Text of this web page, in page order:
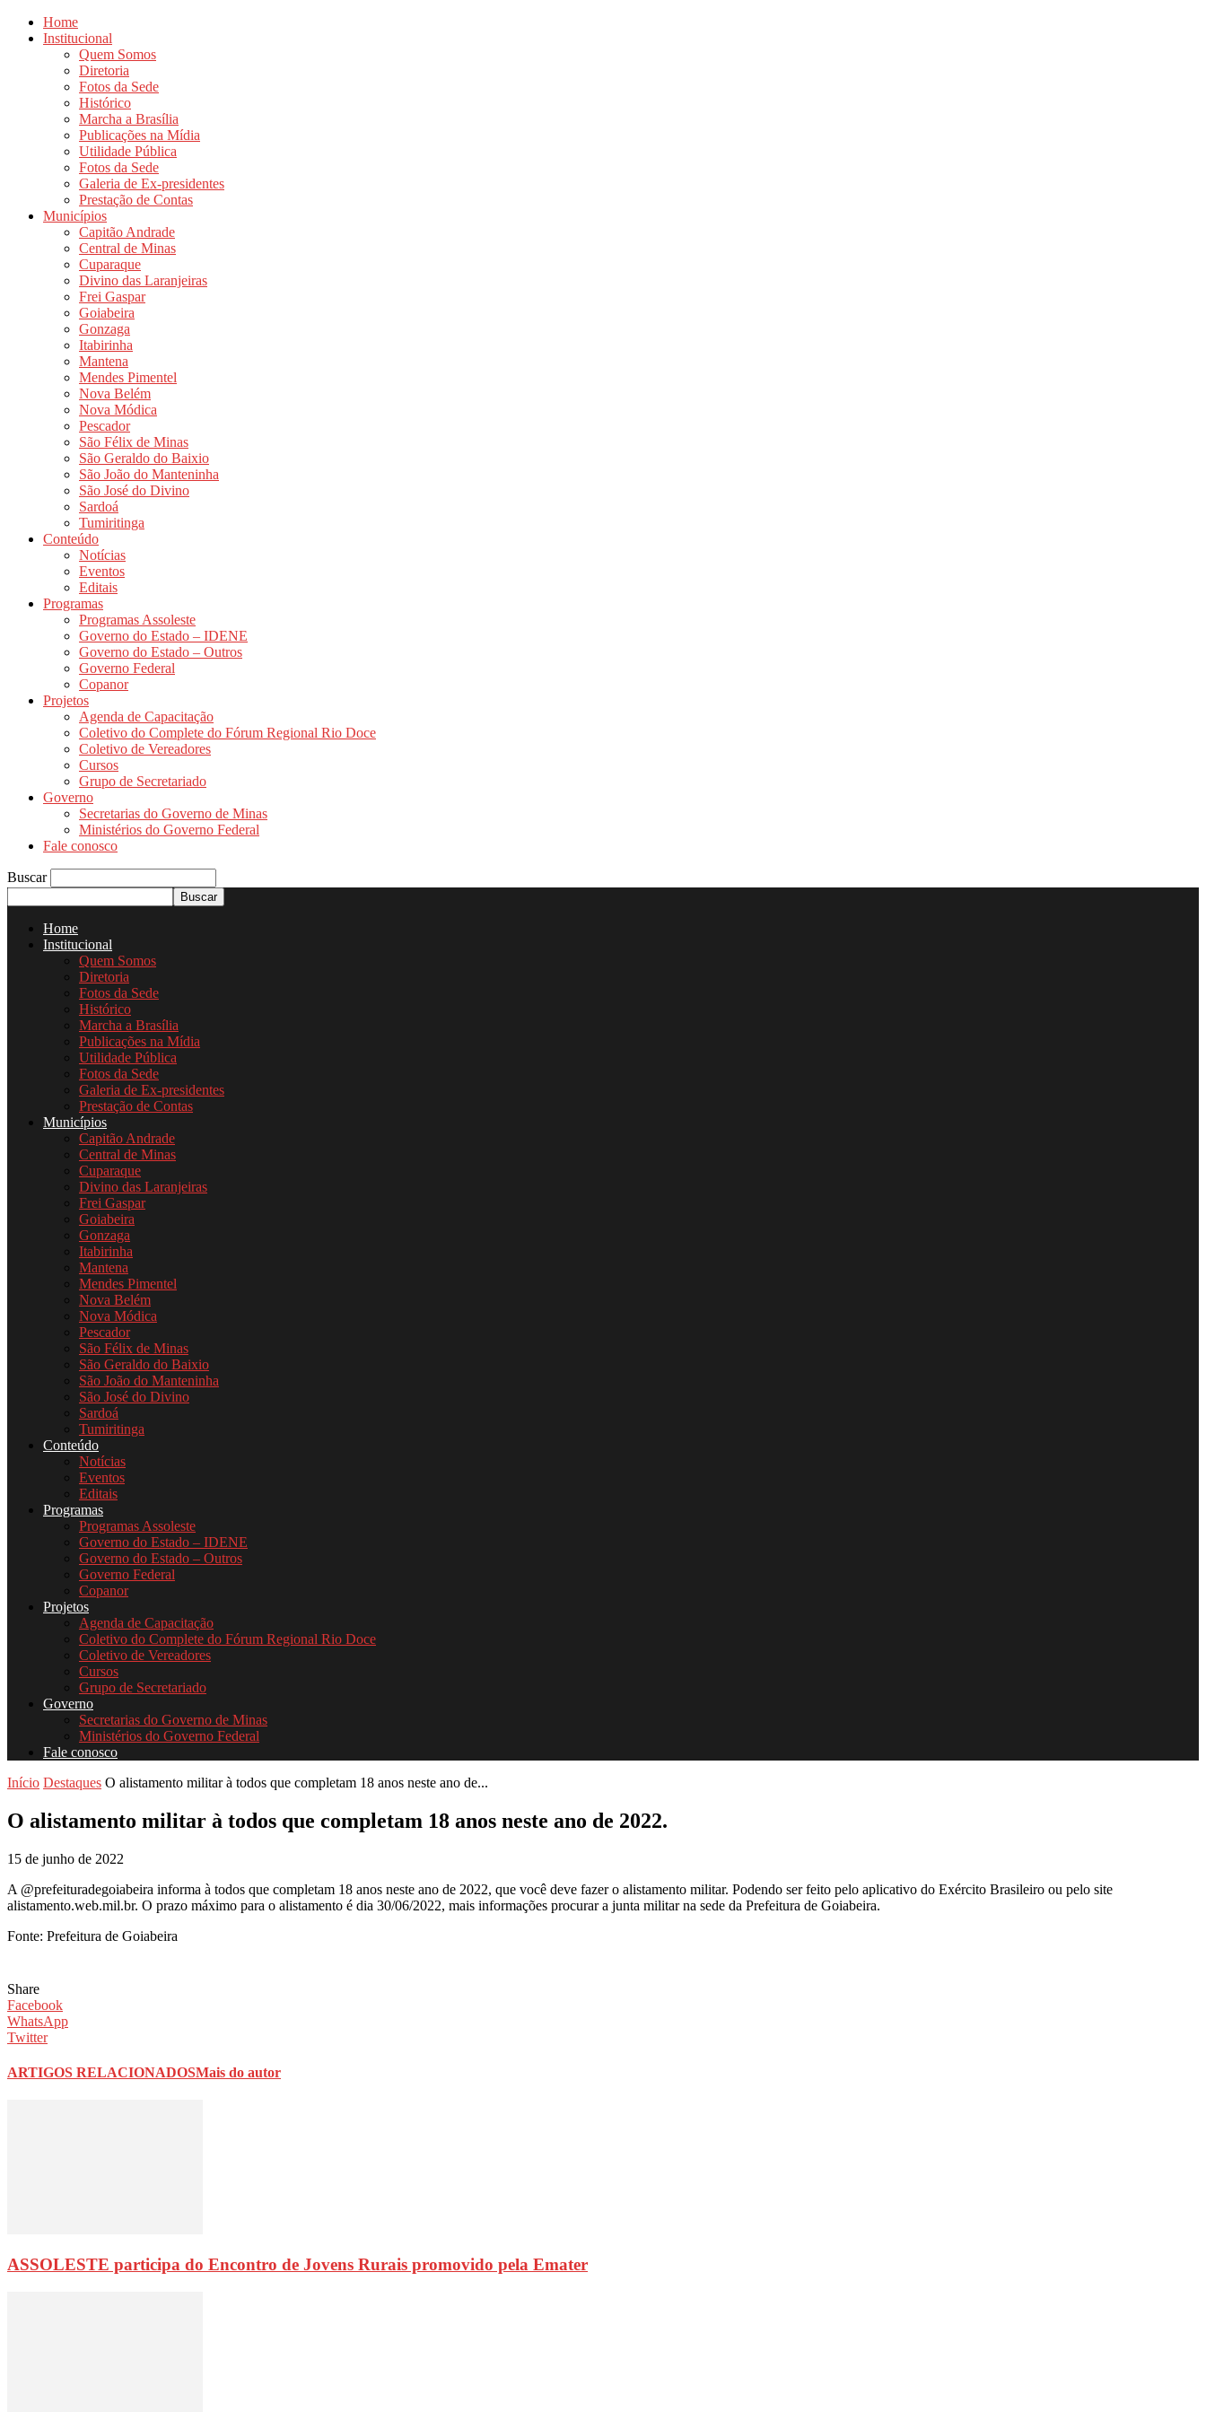
Home
Institucional
Quem Somos
Diretoria
Fotos da Sede
Histórico
Marcha a Brasília
Publicações na Mídia
Utilidade Pública
Fotos da Sede
Galeria de Ex-presidentes
Prestação de Contas
Municípios
Capitão Andrade
Central de Minas
Cuparaque
Divino das Laranjeiras
Frei Gaspar
Goiabeira
Gonzaga
Itabirinha
Mantena
Mendes Pimentel
Nova Belém
Nova Módica
Pescador
São Félix de Minas
São Geraldo do Baixio
São João do Manteninha
São José do Divino
Sardoá
Tumiritinga
Conteúdo
Notícias
Eventos
Editais
Programas
Programas Assoleste
Governo do Estado – IDENE
Governo do Estado – Outros
Governo Federal
Copanor
Projetos
Agenda de Capacitação
Coletivo do Complete do Fórum Regional Rio Doce
Coletivo de Vereadores
Cursos
Grupo de Secretariado
Governo
Secretarias do Governo de Minas
Ministérios do Governo Federal
Fale conosco
Buscar
Home
Institucional
Quem Somos
Diretoria
Fotos da Sede
Histórico
Marcha a Brasília
Publicações na Mídia
Utilidade Pública
Fotos da Sede
Galeria de Ex-presidentes
Prestação de Contas
Municípios
Capitão Andrade
Central de Minas
Cuparaque
Divino das Laranjeiras
Frei Gaspar
Goiabeira
Gonzaga
Itabirinha
Mantena
Mendes Pimentel
Nova Belém
Nova Módica
Pescador
São Félix de Minas
São Geraldo do Baixio
São João do Manteninha
São José do Divino
Sardoá
Tumiritinga
Conteúdo
Notícias
Eventos
Editais
Programas
Programas Assoleste
Governo do Estado – IDENE
Governo do Estado – Outros
Governo Federal
Copanor
Projetos
Agenda de Capacitação
Coletivo do Complete do Fórum Regional Rio Doce
Coletivo de Vereadores
Cursos
Grupo de Secretariado
Governo
Secretarias do Governo de Minas
Ministérios do Governo Federal
Fale conosco
Início Destaques O alistamento militar à todos que completam 18 anos neste ano de...
O alistamento militar à todos que completam 18 anos neste ano de 2022.
15 de junho de 2022
A @prefeituradegoiabeira informa à todos que completam 18 anos neste ano de 2022, que você deve fazer o alistamento militar. Podendo ser feito pelo aplicativo do Exército Brasileiro ou pelo site
alistamento.web.mil.br. O prazo máximo para o alistamento é dia 30/06/2022, mais informações procurar a junta militar na sede da Prefeitura de Goiabeira.
Fonte: Prefeitura de Goiabeira
Share
Facebook
WhatsApp
Twitter
ARTIGOS RELACIONADOSMais do autor
ASSOLESTE participa do Encontro de Jovens Rurais promovido pela Emater